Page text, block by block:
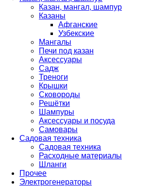
Казан, мангал, шампур
Казаны
Афганские
Узбекские
Мангалы
Печи под казан
Аксессуары
Садж
Треноги
Крышки
Сковороды
Решётки
Шампуры
Аксессуары и посуда
Самовары
Садовая техника
Садовая техника
Расходные материалы
Шланги
Прочее
Электрогенераторы